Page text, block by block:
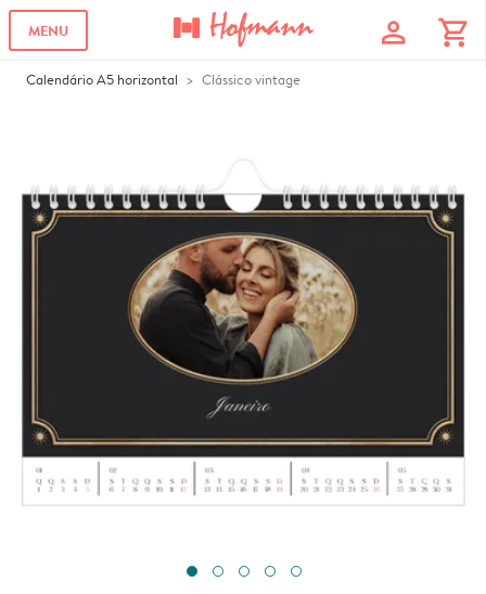
MENU profile shopping_cart
Calendário A5 horizontal Clássico vintage